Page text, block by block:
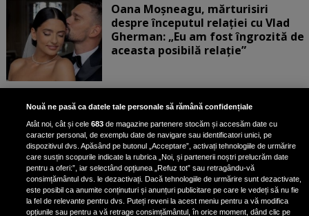
Oana Moșneagu, mărturisiri
despre începutul relației cu Vlad
Gherman: „Eu am fost îngrozită de
aceasta posibilă relație”
Unde locuiesc Alberto Guță și
iubita lui, după ce au plecat din
casa Narcisei Balaban: „Noi
suntem într-o casă cu două-trei
etaje”
Oana Roman, achiziție după
Nouă ne pasă ca datele tale personale să rămână confidențiale
Atât noi, cât și cele683 de magazine partenere stocăm și accesăm date cu
caracter personal, de exemplu date de navigare sau identificatori unici, pe
dispozitivul dvs. Apăsând pe butonul „Acceptare”, activați tehnologiile de urmărire
care susțin scopurile indicate la rubrica „Noi, și partenerii noștri prelucrăm date
pentru a oferi:”, iar selectând opțiunea „Refuz tot” sau retragându-vă
consimțământul dvs. le dezactivați. Dacă tehnologiile de urmărire sunt dezactivate,
este posibil ca anumite conținuturi și anunțuri publicitare pe care le vedeți să nu fie
la fel de relevante pentru dvs. Puteți reveni la acest meniu pentru a vă modifica
opțiunile sau pentru a vă retrage consimțământul, în orice moment, dând clic pe